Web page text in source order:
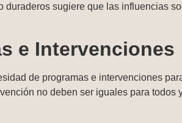
sugiere que las influencias
e Intervenciones
de programas e intervenciones
no deben ser iguales para